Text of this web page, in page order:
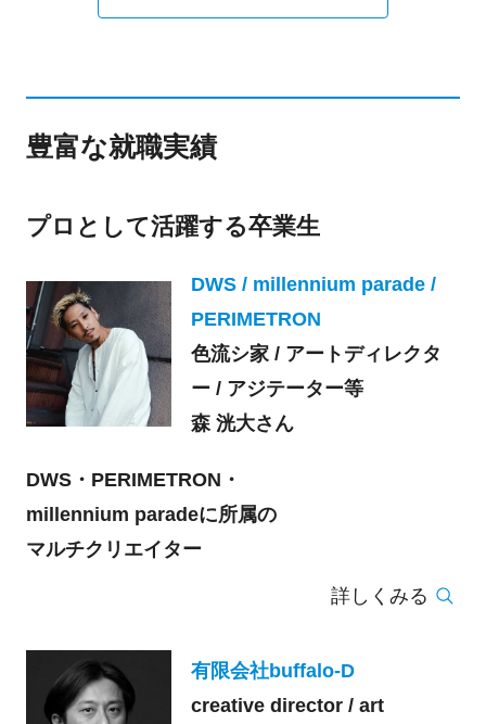
豊富な就職実績
プロとして活躍する卒業生
DWS / millennium parade /
PERIMETRON
色流シ家 / アートディレクタ
ー / アジテーター等
森 洸大さん
DWS・PERIMETRON・
millennium paradeに所属の
マルチクリエイター
詳しくみる
有限会社buffalo-D
creative director / art